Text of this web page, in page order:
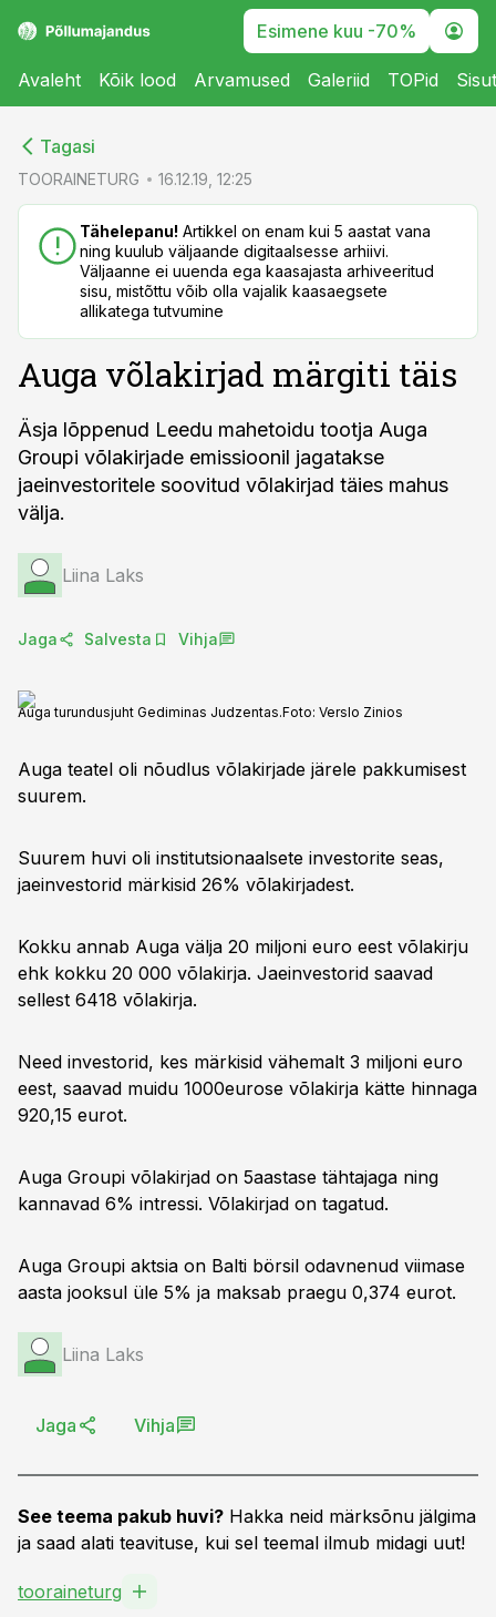
Esimene kuu -70%
Avaleht Kõik lood Arvamused Galeriid TOPid
Tagasi
TOORAINETURG 16.12.19, 12:25
Tähelepanu! Artikkel on enam kui 5 aastat vana
ning kuulub väljaande digitaalsesse arhiivi.
Väljaanne ei uuenda ega kaasajasta arhiveeritud
sisu, mistõttu võib olla vajalik kaasaegsete
allikatega tutvumine
Auga võlakirjad märgiti täis
Äsja lõppenud Leedu mahetoidu tootja Auga
Groupi võlakirjade emissioonil jagatakse
jaeinvestoritele soovitud võlakirjad täies mahus
välja.
Liina Laks
Jaga Salvesta Vihja
Auga turundusjuht Gediminas Judzentas.Foto: Verslo Zinios
Auga teatel oli nõudlus võlakirjade järele pakkumisest
suurem.
Suurem huvi oli institutsionaalsete investorite seas,
jaeinvestorid märkisid 26% võlakirjadest.
Kokku annab Auga välja 20 miljoni euro eest võlakirju
ehk kokku 20 000 võlakirja. Jaeinvestorid saavad
sellest 6418 võlakirja.
Need investorid, kes märkisid vähemalt 3 miljoni euro
eest, saavad muidu 1000eurose võlakirja kätte hinnaga
920,15 eurot.
Auga Groupi võlakirjad on 5aastase tähtajaga ning
kannavad 6% intressi. Võlakirjad on tagatud.
Auga Groupi aktsia on Balti börsil odavnenud viimase
aasta jooksul üle 5% ja maksab praegu 0,374 eurot.
Liina Laks
Jaga Vihja
See teema pakub huvi? Hakka neid märksõnu jälgima
ja saad alati teavituse, kui sel teemal ilmub midagi uut!
tooraineturg